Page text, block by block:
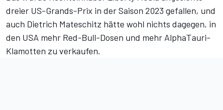
dreier US-Grands-Prix in der Saison 2023 gefallen, und
auch Dietrich Mateschitz hätte wohl nichts dagegen, in
den USA mehr Red-Bull-Dosen und mehr AlphaTauri-
Klamotten zu verkaufen.